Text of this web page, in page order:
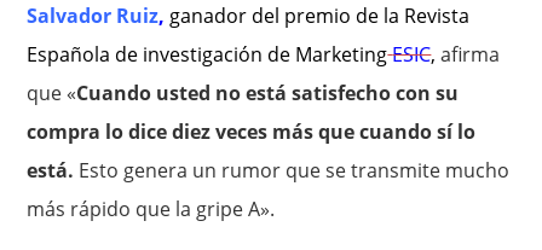
Salvador Ruiz, ganador del premio de la Revista
Española de investigación de MarketingESIC, afirma
que «Cuando usted no está satisfecho con su
compra lo dice diez veces más que cuando sí lo
está. Esto genera un rumor que se transmite mucho
más rápido que la gripe A».